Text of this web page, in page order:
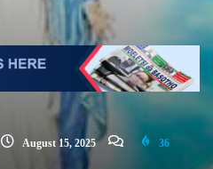
August 15, 2025 36